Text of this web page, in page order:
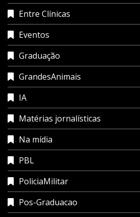
Entre Clínicas
Eventos
Graduação
GrandesAnimais
IA
Matérias jornalísticas
Na mídia
PBL
PoliciaMilitar
Pos-Graduacao